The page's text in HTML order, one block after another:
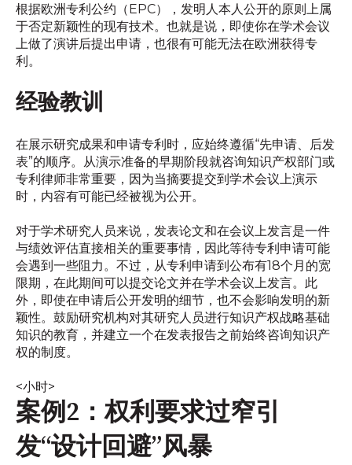
根据欧洲专利公约（EPC），发明人本人公开的原则上属
于否定新颖性的现有技术。也就是说，即使你在学术会议
上做了演讲后提出申请，也很有可能无法在欧洲获得专
利。
经验教训
在展示研究成果和申请专利时，应始终遵循“先申请、后发
表”的顺序。从演示准备的早期阶段就咨询知识产权部门或
专利律师非常重要，因为当摘要提交到学术会议上演示
时，内容有可能已经被视为公开。
对于学术研究人员来说，发表论文和在会议上发言是一件
与绩效评估直接相关的重要事情，因此等待专利申请可能
会遇到一些阻力。不过，从专利申请到公布有18个月的宽
限期，在此期间可以提交论文并在学术会议上发言。此
外，即使在申请后公开发明的细节，也不会影响发明的新
颖性。鼓励研究机构对其研究人员进行知识产权战略基础
知识的教育，并建立一个在发表报告之前始终咨询知识产
权的制度。
<小时>
案例2：权利要求过窄引
发“设计回避”风暴